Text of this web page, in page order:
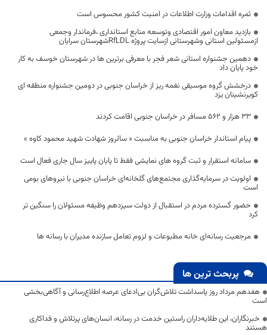
ثمره اقدامات وزارت اطلاعات در امنیت کشور محسوس است
بازدید معاون امور اقتصادی وتوسعه منابع استانداری ،فرماندار وجمعی
ازمسئولین استانی وشهرستانی ازسایت پروژه RfLDLشهرستان سرایان
دهمین جشنواره استانی شعر فجر با معرفی برترین ها در شهرستان خوسف به کار
خود پایان داد
درخشش گروه موسیقی نغمه ریز از خراسان جنوبی در دومین جشنواره منطقه ای
کویرنشینان یزد
۳۳ هزار و ۵۶۲ مسافر در خراسان‌ جنوبی اقامت کردند
پیام استاندار خراسان جنوبی به مناسبت « سالروز شهادت شهید محمود کاوه »
سامانه استقرار و ثبت گروه های نمایشی فقط تا پایان پاییز سال جاری فعال است
اولویت در سرمایه‌گذاری مجتمع‌های گلخانه‌ای خراسان جنوبی با نیروهای بومی
است
حضور گسترده مردم در استقبال از دولت سیزدهم وظیفه مسئولان را سنگین تر
کرد
مرجعیت رسانه‌ای خانه مطبوعات و لزوم تعامل سازنده مدیران با رسانه ها
پربحث ترین ها
هفدهم مرداد روز پاسداشت تلاش‌گران بی‌ادعای عرصه اطلاع‌رسانی و آگاهی‌بخشی
است
خبرنگاران، این طلایه‌داران راستین خدمت در رسانه، انسان‌های پرتلاش و فداکاری
هستند